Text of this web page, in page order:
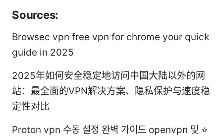
Sources:
Browsec vpn free vpn for chrome your quick
guide in 2025
2025年如何安全稳定地访问中国大陆以外的网
站：最全面的VPN解决方案、隐私保护与速度稳
定性对比
Proton vpn 수동 설정 완벽 가이드 openvpn 및 ⭐